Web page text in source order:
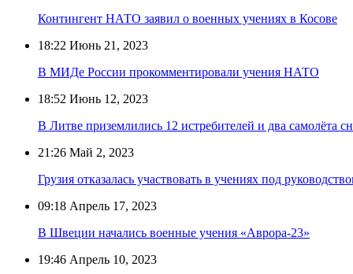
Контингент НАТО заявил о военных учениях в Косове
18:22 Июнь 21, 2023
В МИДе России прокомментировали учения НАТО
18:52 Июнь 12, 2023
В Литве приземлились 12 истребителей и два самолёта
21:26 Май 2, 2023
Грузия отказалась участвовать в учениях под
09:18 Апрель 17, 2023
В Швеции начались военные учения «Аврора-23»
19:46 Апрель 10, 2023